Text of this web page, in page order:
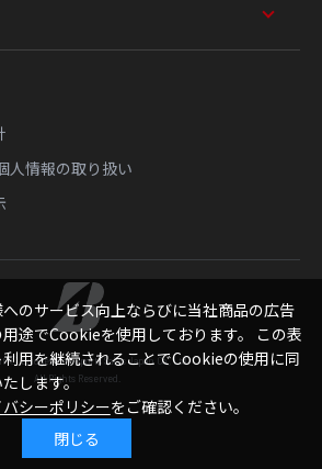
人情報の取り扱い
© Bridgestone Sports Sales Japan Co., Ltd.
All Rights Reserved.
のサービス向上ならびに当社商品の広告
途でCookieを使用しております。 この表
用を継続されることでCookieの使用に同
します。
シーポリシーをご確認ください。
閉じる